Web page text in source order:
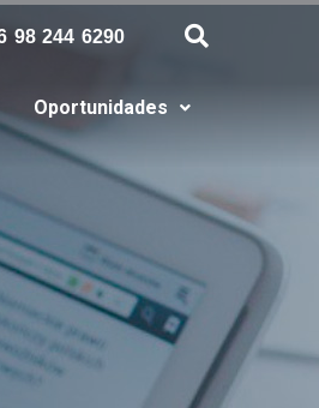
98 244 6290
Oportunidades